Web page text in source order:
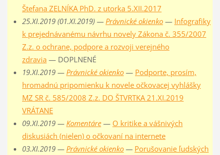
Štefana ZELNÍKA PhD. z utorka 5.XII.2017
25.XI.2019 (01.XI.2019) — Právnické okienko— Infografiky
k prejednávanému návrhu novely Zákona č. 355/2007
Z.z. o ochrane, podpore a rozvoji verejného
zdravia — DOPLNENÉ
19.XI.2019 — Právnické okienko— Podporte, prosím,
hromadnú pripomienku k novele očkovacej vyhlášky
MZ SR č. 585/2008 Z.z. DO ŠTVRTKA 21.XI.2019
VRÁTANE
09.XI.2019 — Komentáre— O kritike a vášnivých
diskusiách (nielen) o očkovaní na internete
03.XI.2019 — Právnické okienko— Porušovanie ľudských